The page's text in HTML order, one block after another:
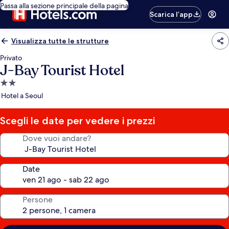
Passa alla sezione principale della pagina
Scarica l’app
Visualizza tutte le strutture
Privato
J-Bay Tourist Hotel
Struttura
a
stelle
Hotel a Seoul
Scegli le date per vedere i prezzi
Dove vuoi andare?
Date
Persone